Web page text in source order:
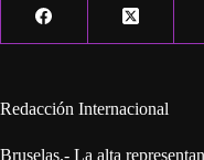
Redacción Internacional
Bruselas.- La alta